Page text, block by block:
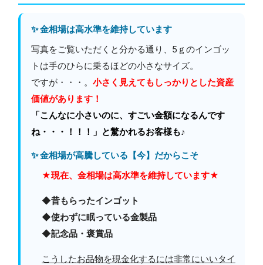
✨ 金相場は高水準を維持しています
写真をご覧いただくと分かる通り、5ｇのインゴッ
トは手のひらに乗るほどの小さなサイズ。
ですが・・・。 小さく見えてもしっかりとした資産
価値があります！
「こんなに小さいのに、すごい金額になるんです
ね・・・！！！」と驚かれるお客様も♪
✨ 金相場が高騰している【今】だからこそ
★現在、金相場は高水準を維持しています★
◆昔もらったインゴット
◆使わずに眠っている金製品
◆記念品・褒賞品
こうしたお品物を現金化するには非常にいいタイ